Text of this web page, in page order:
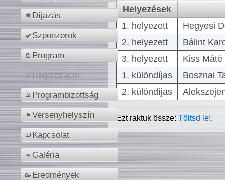
Díjazás
Szponzorok
Program
Regisztráció
Programbizottság
Versenyhelyszín
Kapcsolat
Galéria
Eredmények
Helyezések
1. helyezett
Hegyesi
2. helyezett
Bálint
3. helyezett
Kiss
1. különdíjas
Bosznai
2. különdíjas
Ezt raktuk össze:Töltsd le!.